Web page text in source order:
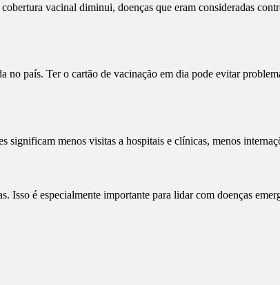
vacinal diminui, doenças que eram consideradas
país. Ter o cartão de vacinação em dia pode evitar
menos visitas a hospitais e clínicas, menos
é especialmente importante para lidar com doenças